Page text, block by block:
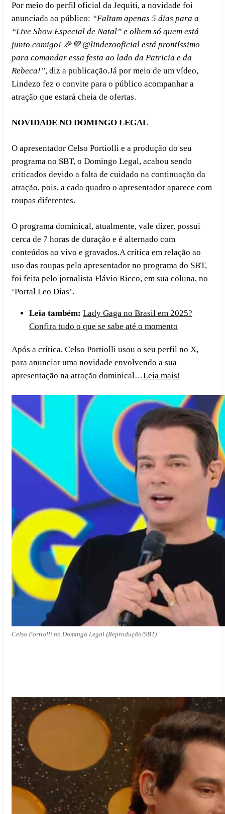
Por meio do perfil oficial da Jequiti, a novidade foi
anunciada ao público: “Faltam apenas 5 dias para a
“Live Show Especial de Natal” e olhem só quem está
junto comigo! 🎉💜 @lindezooficial está prontíssimo
para comandar essa festa ao lado da Patricia e da
Rebeca!”, diz a publicação.Já por meio de um vídeo,
Lindezo fez o convite para o público acompanhar a
atração que estará cheia de ofertas.
NOVIDADE NO DOMINGO LEGAL
O apresentador Celso Portiolli e a produção do seu
programa no SBT, o Domingo Legal, acabou sendo
criticados devido a falta de cuidado na continuação da
atração, pois, a cada quadro o apresentador aparece com
roupas diferentes.
O programa dominical, atualmente, vale dizer, possui
cerca de 7 horas de duração e é alternado com
conteúdos ao vivo e gravados.A crítica em relação ao
uso das roupas pelo apresentador no programa do SBT,
foi feita pelo jornalista Flávio Ricco, em sua coluna, no
‘Portal Leo Dias’.
Leia também: Lady Gaga no Brasil em 2025?
Confira tudo o que se sabe até o momento
Após a crítica, Celso Portiolli usou o seu perfil no X,
para anunciar uma novidade envolvendo a sua
apresentação na atração dominical…Leia mais!
Celso Portiolli no Domingo Legal (Reprodução/SBT)